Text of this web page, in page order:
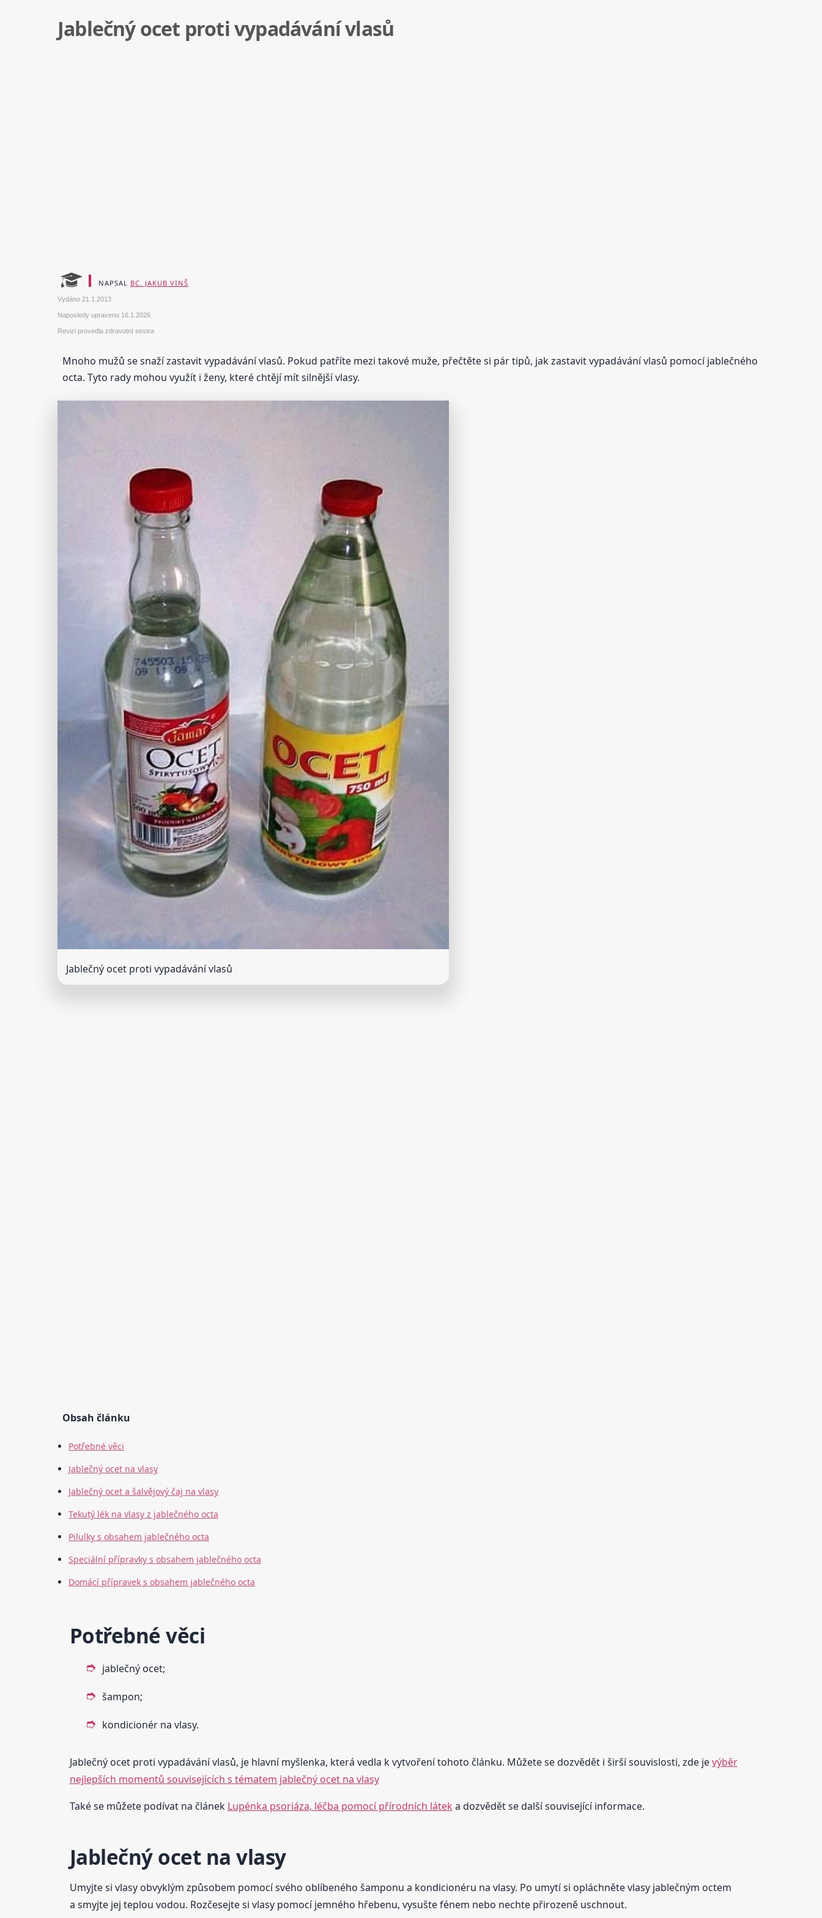
Jablečný ocet proti vypadávání vlasů
NAPSAL BC. JAKUB VINŠ
Vydáno21.1.2013
Naposledy upraveno 16.1.2026
Revizi provedla zdravotní sestra
Mnoho mužů se snaží zastavit vypadávání vlasů. Pokud patříte mezi takové muže, přečtěte si pár tipů, jak zastavit vypadávání vlasů pomocí jablečného
octa. Tyto rady mohou využít i ženy, které chtějí mít silnější vlasy.
Jablečný ocet proti vypadávání vlasů
Obsah článku
Potřebné věci
Jablečný ocet na vlasy
Jablečný ocet a šalvějový čaj na vlasy
Tekutý lék na vlasy z jablečného octa
Pilulky s obsahem jablečného octa
Speciální přípravky s obsahem jablečného octa
Domácí přípravek s obsahem jablečného octa
Potřebné věci
jablečný ocet;
šampon;
kondicionér na vlasy.
Jablečný ocet proti vypadávání vlasů, je hlavní myšlenka, která vedla k vytvoření tohoto článku. Můžete se dozvědět i širší souvislosti, zde jevýběr
nejlepších momentů souvisejících s tématem jablečný ocet na vlasy
Také se můžete podívat na článek Lupénka psoriáza, léčba pomocí přírodních látek a dozvědět se další související informace.
Jablečný ocet na vlasy
Umyjte si vlasy obvyklým způsobem pomocí svého oblíbeného šamponu a kondicionéru na vlasy. Po umytí si opláchněte vlasy jablečným octem
a smyjte jej teplou vodou. Rozčesejte si vlasy pomocí jemného hřebenu, vysušte fénem nebo nechte přirozeně uschnout.